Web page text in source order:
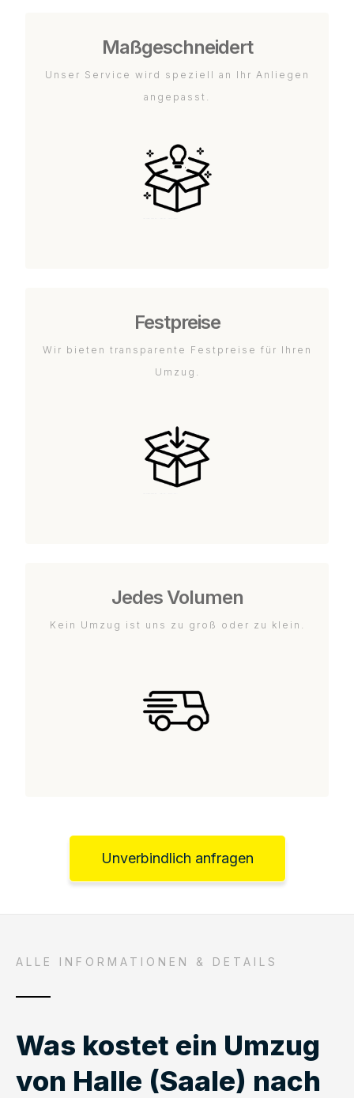
Maßgeschneidert
Unser Service wird speziell an Ihr Anliegen
angepasst.
Festpreise
Wir bieten transparente Festpreise für Ihren
Umzug.
Jedes Volumen
Kein Umzug ist uns zu groß oder zu klein.
Unverbindlich anfragen
ALLE INFORMATIONEN & DETAILS
Was kostet ein Umzug
von Halle (Saale) nach